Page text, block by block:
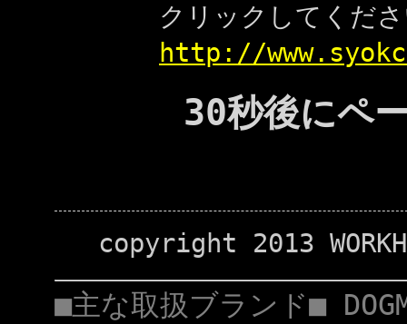
クリックしてくだ
http://
30秒後にペ
copyright 2013
■主な取扱ブランド■